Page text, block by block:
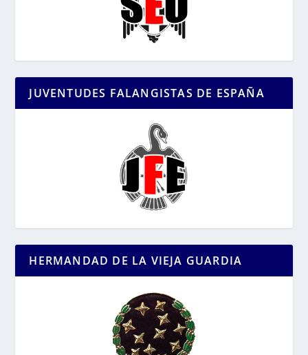
JUVENTUDES FALANGISTAS DE ESPAÑA
HERMANDAD DE LA VIEJA GUARDIA